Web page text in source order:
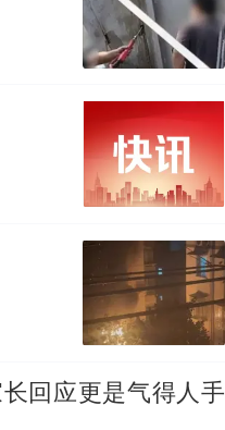
回应更是气得人手